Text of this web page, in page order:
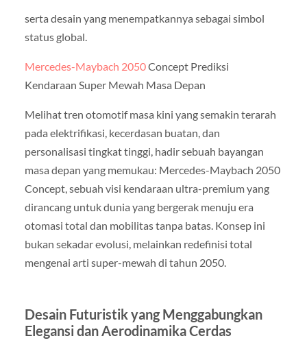
serta desain yang menempatkannya sebagai simbol
status global.
Mercedes-Maybach 2050Concept Prediksi
Kendaraan Super Mewah Masa Depan
Melihat tren otomotif masa kini yang semakin terarah
pada elektrifikasi, kecerdasan buatan, dan
personalisasi tingkat tinggi, hadir sebuah bayangan
masa depan yang memukau: Mercedes-Maybach 2050
Concept, sebuah visi kendaraan ultra-premium yang
dirancang untuk dunia yang bergerak menuju era
otomasi total dan mobilitas tanpa batas. Konsep ini
bukan sekadar evolusi, melainkan redefinisi total
mengenai arti super-mewah di tahun 2050.
Desain Futuristik yang Menggabungkan
Elegansi dan Aerodinamika Cerdas